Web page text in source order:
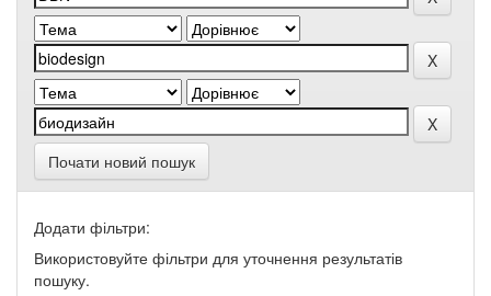
Почати новий пошук
Додати фільтри:
Використовуйте фільтри для уточнення результатів
пошуку.